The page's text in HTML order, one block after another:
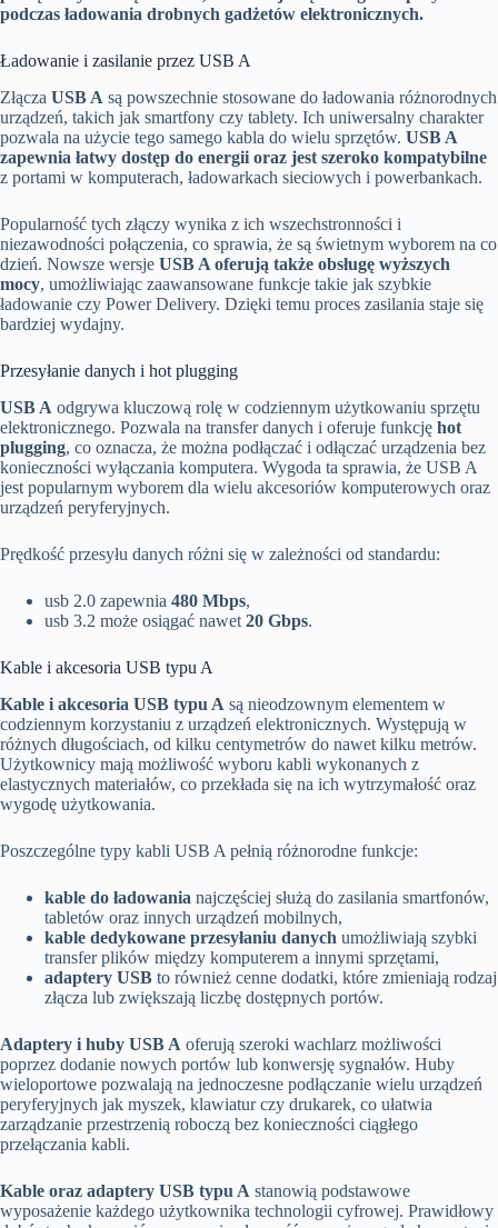
podczas ładowania drobnych gadżetów elektronicznych.
Ładowanie i zasilanie przez USB A
Złącza USB A są powszechnie stosowane do ładowania różnorodnych
urządzeń, takich jak smartfony czy tablety. Ich uniwersalny charakter
pozwala na użycie tego samego kabla do wielu sprzętów. USB A
zapewnia łatwy dostęp do energii oraz jest szeroko kompatybilne
z portami w komputerach, ładowarkach sieciowych i powerbankach.
Popularność tych złączy wynika z ich wszechstronności i
niezawodności połączenia, co sprawia, że są świetnym wyborem na co
dzień. Nowsze wersje USB A oferują także obsługę wyższych
mocy, umożliwiając zaawansowane funkcje takie jak szybkie
ładowanie czy Power Delivery. Dzięki temu proces zasilania staje się
bardziej wydajny.
Przesyłanie danych i hot plugging
USB A odgrywa kluczową rolę w codziennym użytkowaniu sprzętu
elektronicznego. Pozwala na transfer danych i oferuje funkcję hot
plugging, co oznacza, że można podłączać i odłączać urządzenia bez
konieczności wyłączania komputera. Wygoda ta sprawia, że USB A
jest popularnym wyborem dla wielu akcesoriów komputerowych oraz
urządzeń peryferyjnych.
Prędkość przesyłu danych różni się w zależności od standardu:
usb 2.0 zapewnia 480 Mbps,
usb 3.2 może osiągać nawet 20 Gbps.
Kable i akcesoria USB typu A
Kable i akcesoria USB typu A są nieodzownym elementem w
codziennym korzystaniu z urządzeń elektronicznych. Występują w
różnych długościach, od kilku centymetrów do nawet kilku metrów.
Użytkownicy mają możliwość wyboru kabli wykonanych z
elastycznych materiałów, co przekłada się na ich wytrzymałość oraz
wygodę użytkowania.
Poszczególne typy kabli USB A pełnią różnorodne funkcje:
kable do ładowania najczęściej służą do zasilania smartfonów,
tabletów oraz innych urządzeń mobilnych,
kable dedykowane przesyłaniu danych umożliwiają szybki
transfer plików między komputerem a innymi sprzętami,
adaptery USB to również cenne dodatki, które zmieniają rodzaj
złącza lub zwiększają liczbę dostępnych portów.
Adaptery i huby USB A oferują szeroki wachlarz możliwości
poprzez dodanie nowych portów lub konwersję sygnałów. Huby
wieloportowe pozwalają na jednoczesne podłączanie wielu urządzeń
peryferyjnych jak myszek, klawiatur czy drukarek, co ułatwia
zarządzanie przestrzenią roboczą bez konieczności ciągłego
przełączania kabli.
Kable oraz adaptery USB typu A stanowią podstawowe
wyposażenie każdego użytkownika technologii cyfrowej. Prawidłowy